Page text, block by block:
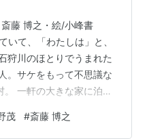
藤 博之・絵/小峰書
いて、「わたしは」と、
狩川のほとりでうまれた
。サケをもって不思議な
一軒の大きな家に泊め
にはクマのあたまの骨が
茂 #斎藤 博之